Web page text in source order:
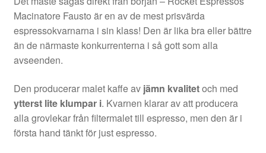
Macinatore Fausto är en av de mest prisvärda
espressokvarnarna i sin klass! Den är lika bra eller bättre
än de närmaste konkurrenterna i så gott som alla
avseenden.
Den producerar malet kaffe av jämn kvalitetoch med
ytterst lite klumpar i. Kvarnen klarar av att producera
alla grovlekar från filtermalet till espresso, men den är i
första hand tänkt för just espresso.